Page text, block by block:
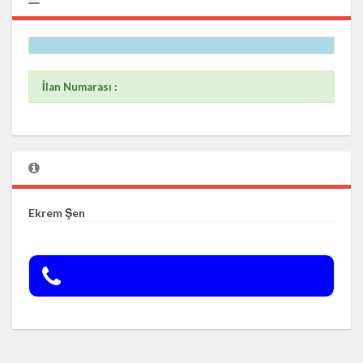
İlan Numarası :
Ekrem Şen